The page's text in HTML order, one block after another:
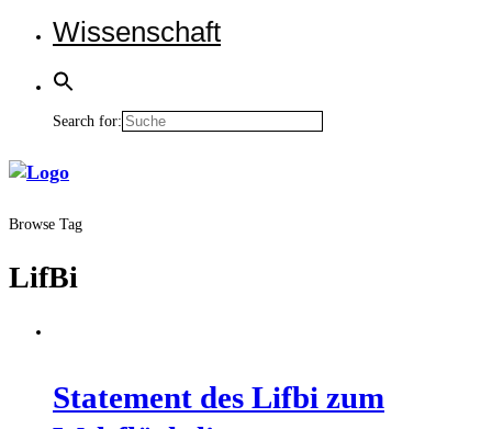
Wis­sen­schaft
Search for:
Browse Tag
LifBi
State­ment des Lif­bi zum